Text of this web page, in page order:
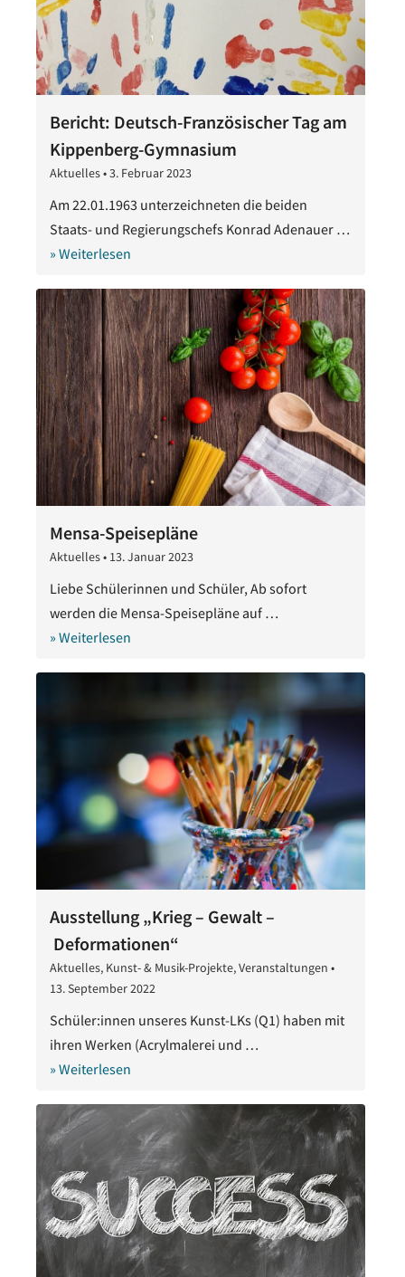
Bericht: Deutsch-Französischer Tag am
Kippenberg-Gymnasium
Aktuelles•3. Februar 2023
2023
Am 22.01.1963 unterzeichneten die beiden
Staats- und Regierungschefs Konrad Adenauer …
» Weiterlesen
Mensa-Speisepläne
Aktuelles• 13. Januar 2023
2023
Liebe Schülerinnen und Schüler, Ab sofort
werden die Mensa-Speisepläne auf …
» Weiterlesen
Ausstellung „Krieg – Gewalt –
Deformationen“
Aktuelles, Kunst- & Musik-Projekte,Veranstaltungen •
13. September 2022
2022
Schüler:innen unseres Kunst-LKs (Q1) haben mit
ihren Werken (Acrylmalerei und …
» Weiterlesen